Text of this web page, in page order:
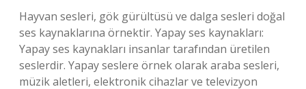
Hayvan sesleri, gök gürültüsü ve dalga sesleri doğal
ses kaynaklarına örnektir. Yapay ses kaynakları:
Yapay ses kaynakları insanlar tarafından üretilen
seslerdir. Yapay seslere örnek olarak araba sesleri,
müzik aletleri, elektronik cihazlar ve televizyon